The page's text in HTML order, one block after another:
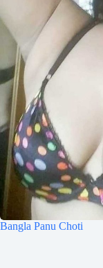
Bangla Panu Choti